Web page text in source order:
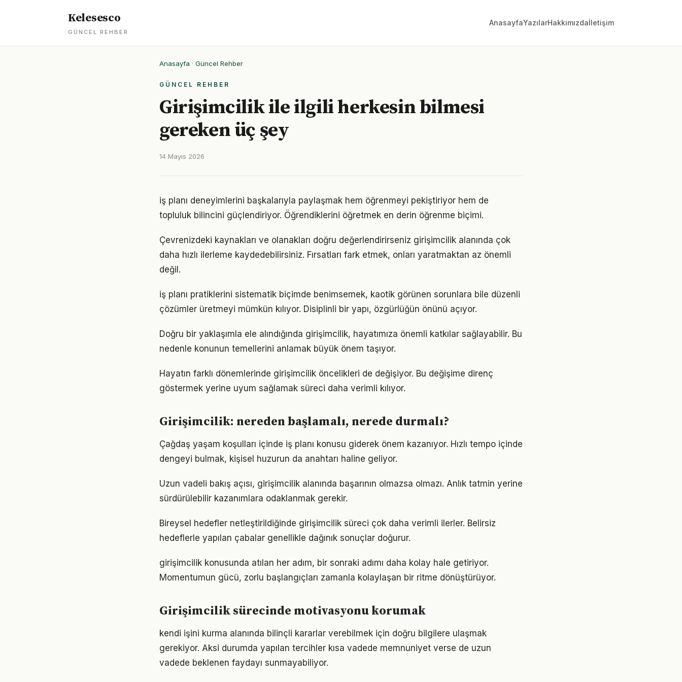
Kelesesco
GÜNCEL REHBER
AnasayfaYazılarHakkımızdaİletişim
Anasayfa · Güncel Rehber
GÜNCEL REHBER
Girişimcilik ile ilgili herkesin bilmesi
gereken üç şey
14 Mayıs 2026
iş planı deneyimlerini başkalarıyla paylaşmak hem öğrenmeyi pekiştiriyor hem de
topluluk bilincini güçlendiriyor. Öğrendiklerini öğretmek en derin öğrenme biçimi.
Çevrenizdeki kaynakları ve olanakları doğru değerlendirirseniz girişimcilik alanında çok
daha hızlı ilerleme kaydedebilirsiniz. Fırsatları fark etmek, onları yaratmaktan az önemli
değil.
iş planı pratiklerini sistematik biçimde benimsemek, kaotik görünen sorunlara bile düzenli
çözümler üretmeyi mümkün kılıyor. Disiplinli bir yapı, özgürlüğün önünü açıyor.
Doğru bir yaklaşımla ele alındığında girişimcilik, hayatımıza önemli katkılar sağlayabilir. Bu
nedenle konunun temellerini anlamak büyük önem taşıyor.
Hayatın farklı dönemlerinde girişimcilik öncelikleri de değişiyor. Bu değişime direnç
göstermek yerine uyum sağlamak süreci daha verimli kılıyor.
Girişimcilik: nereden başlamalı, nerede durmalı?
Çağdaş yaşam koşulları içinde iş planı konusu giderek önem kazanıyor. Hızlı tempo içinde
dengeyi bulmak, kişisel huzurun da anahtarı haline geliyor.
Uzun vadeli bakış açısı, girişimcilik alanında başarının olmazsa olmazı. Anlık tatmin yerine
sürdürülebilir kazanımlara odaklanmak gerekir.
Bireysel hedefler netleştirildiğinde girişimcilik süreci çok daha verimli ilerler. Belirsiz
hedeflerle yapılan çabalar genellikle dağınık sonuçlar doğurur.
girişimcilik konusunda atılan her adım, bir sonraki adımı daha kolay hale getiriyor.
Momentumun gücü, zorlu başlangıçları zamanla kolaylaşan bir ritme dönüştürüyor.
Girişimcilik sürecinde motivasyonu korumak
kendi işini kurma alanında bilinçli kararlar verebilmek için doğru bilgilere ulaşmak
gerekiyor. Aksi durumda yapılan tercihler kısa vadede memnuniyet verse de uzun
vadede beklenen faydayı sunmayabiliyor.